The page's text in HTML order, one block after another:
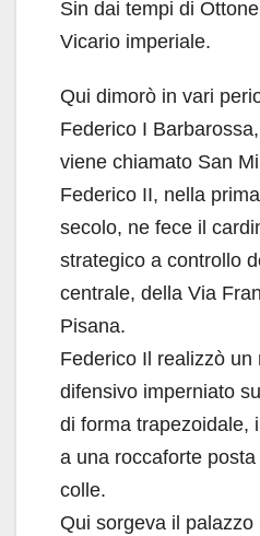
Sin dai tempi di
Vicario imperiale.
Qui dimorò in vari
Federico I
viene chiamato San
Federico II, nella
secolo, ne fece il
strategico a controllo
centrale, della Via
Pisana.
Federico Il realizzò
difensivo imperniato
di forma trapezoidale,
a una roccaforte
colle.
Qui sorgeva il